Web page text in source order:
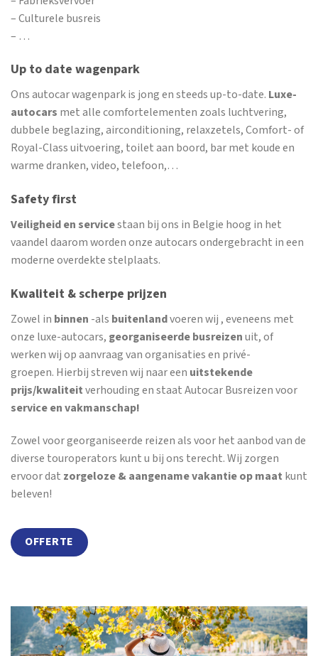
– Culturele busreis
– …
Up to date wagenpark
Ons autocar wagenpark is jong en steeds up-to-date. Luxe-
autocars met alle comfortelementen zoals luchtvering,
dubbele beglazing, airconditioning, relaxzetels, Comfort- of
Royal-Class uitvoering, toilet aan boord, bar met koude en
warme dranken, video, telefoon,…
Safety first
Veiligheid en servicestaan bij ons in Belgie hoog in het
vaandel daarom worden onze autocars ondergebracht in een
moderne overdekte stelplaats.
Kwaliteit & scherpe prijzen
Zowel in binnen -als buitenlandvoeren wij , eveneens met
onze luxe-autocars, georganiseerde busreizenuit, of
werken wij op aanvraag van organisaties en privé-
groepen. Hierbij streven wij naar een uitstekende
prijs/kwaliteitverhouding en staat Autocar Busreizen voor
service en vakmanschap!
Zowel voor georganiseerde reizen als voor het aanbod van de
diverse touroperators kunt u bij ons terecht. Wij zorgen
ervoor dat zorgeloze & aangename vakantie op maat kunt
beleven!
OFFERTE